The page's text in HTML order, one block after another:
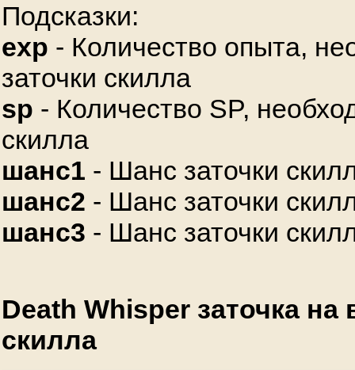
Подсказки:
exp - Количество опыта,
заточки скилла
sp - Количество SP,
скилла
шанс1 - Шанс заточки
шанс2 - Шанс заточки
шанс3 - Шанс заточки
Death Whisper заточка
скилла